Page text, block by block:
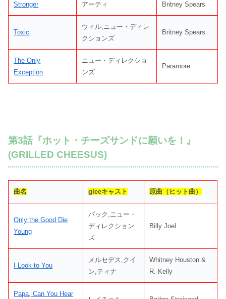
Stronger アーティ Britney Spears
Toxic
ウィル,ニュー・ディレ
クションズ
Britney Spears
The Only
Exception
ニュー・ディレクショ
ンズ
Paramore
第3話『ホット・チーズサンドに願いを！』
(GRILLED CHEESUS)
曲名 gleeキャスト 原曲（ヒット曲）
Only the Good Die
Young
パック,ニュー・
ディレクション
ズ
Billy Joel
I Look to You
メルセデス,クイ
ン,ティナ
Whitney Houston &
R. Kelly
Papa, Can You Hear